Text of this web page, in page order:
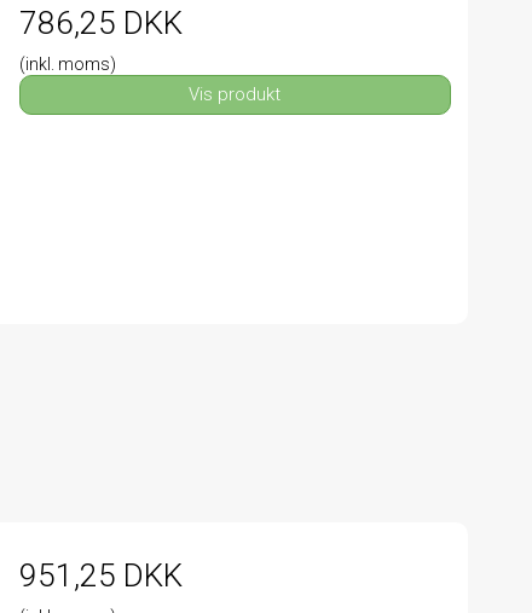
786,25 DKK
(inkl. moms)
Vis produkt
951,25 DKK